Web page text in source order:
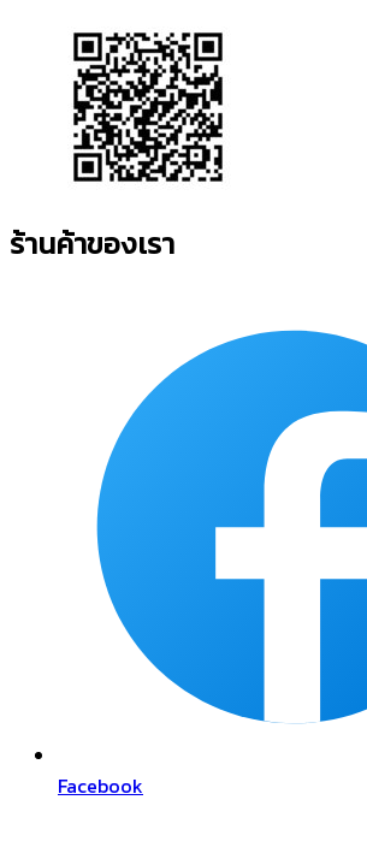
ร้านค้าของเรา
Facebook